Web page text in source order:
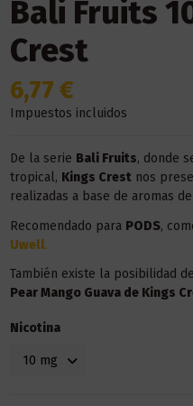
Bali Fruits
Crest
6,77 €
Impuestos incluidos
De la serie Bali Fruits, donde
tropical, Kings Crestnos
realizadas a base de aromas de
Recomendado para PODS,
Uwell.
También existe la posibilidad
Pear Mango Guava de Kings
Nicotina